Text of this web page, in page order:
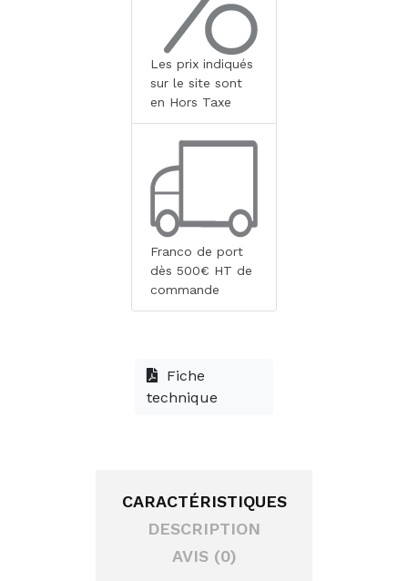
Les prix indiqués
sur le site sont
en Hors Taxe
Franco de port
dès 500€ HT de
commande
Fiche
technique
CARACTÉRISTIQUES
DESCRIPTION
AVIS (0)